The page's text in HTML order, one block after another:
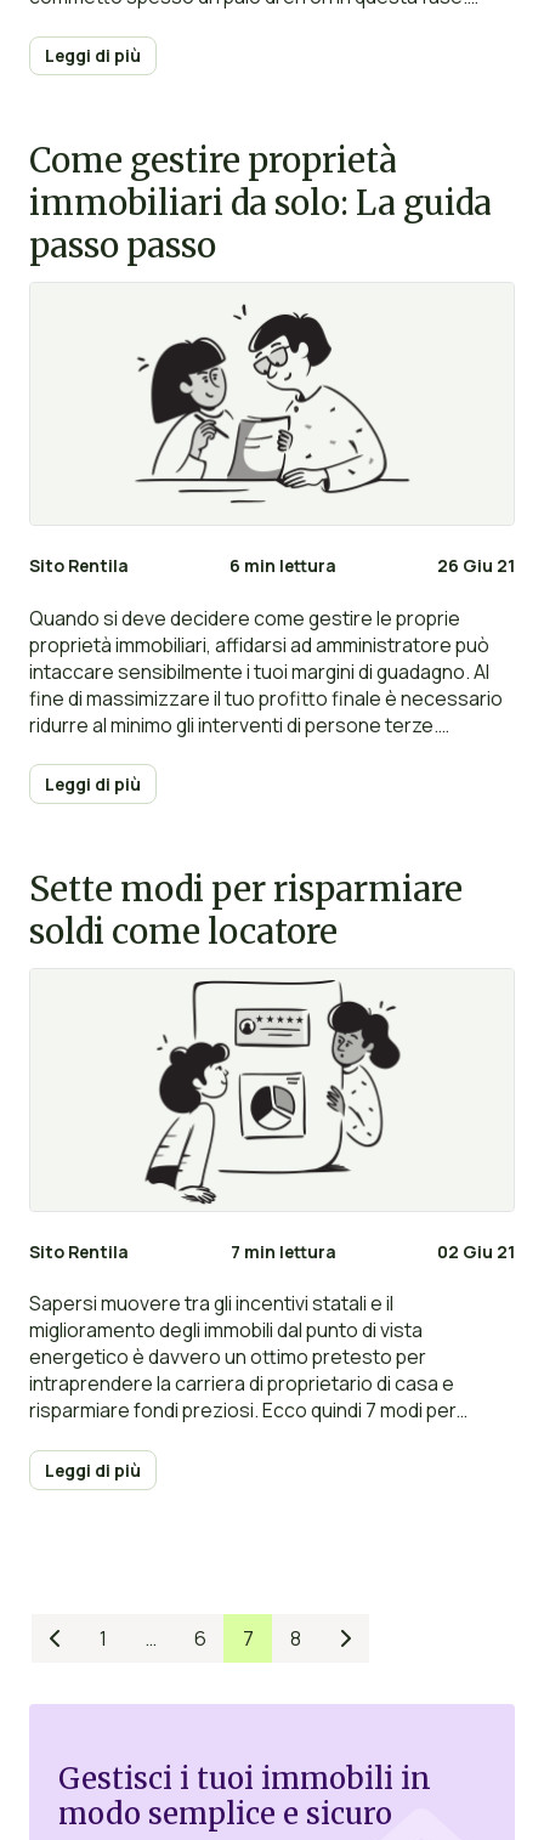
ristrutturare al meglio la tua proprietà in affitto,
rendendola sicura e resistente all’usura.
Leggi di più
Come gestire proprietà
immobiliari da solo: La guida
passo passo
Sito Rentila 6 min lettura 26 Giu 21
Quando si deve decidere come gestire le proprie
proprietà immobiliari, affidarsi ad amministratore può
intaccare sensibilmente i tuoi margini di guadagno. Al
fine di massimizzare il tuo profitto finale è necessario
ridurre al minimo gli interventi di persone terze.
gestire i propri immobili in maniera autonoma è
possibile e relativamente facile. Inizialmente, puoi
diversa, in base al numero di abitazioni. Consulta la
nostra guida su come gestire i tuoi immobili.
Leggi di più
Sette modi per risparmiare
soldi come locatore
Sito Rentila 7 min lettura 02 Giu 21
Sapersi muovere tra gli incentivi statali e il
miglioramento degli immobili dal punto di vista
energetico è davvero un ottimo pretesto per
intraprendere la carriera di proprietario di casa e
risparmiare fondi preziosi. Ecco quindi 7 modi per
Leggi di più
 1 … 6 7 8 
Gestisci i tuoi immobili in
modo semplice e sicuro